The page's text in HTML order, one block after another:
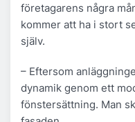
företagarens några
kommer att ha i stort
själv.
– Eftersom
dynamik genom ett
fönstersättning. Man